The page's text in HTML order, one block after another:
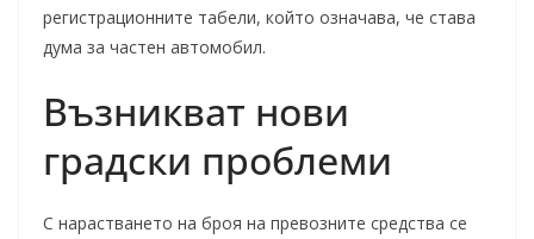
регистрационните табели, който означава, че става
дума за частен автомобил.
Възникват нови
градски проблеми
С нарастването на броя на превозните средства се